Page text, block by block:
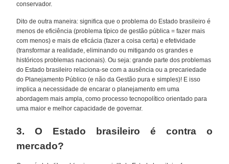
conservador.
Dito de outra maneira: significa que o problema do Estado brasileiro é
menos de eficiência (problema típico de gestão pública = fazer mais
com menos) e mais de eficácia (fazer a coisa certa) e efetividade
(transformar a realidade, eliminando ou mitigando os grandes e
históricos problemas nacionais). Ou seja: grande parte dos problemas
do Estado brasileiro relaciona-se com a ausência ou a precariedade
do Planejamento Público (e não da Gestão pura e simples)! E isso
implica a necessidade de encarar o planejamento em uma
abordagem mais ampla, como processo tecnopolítico orientado para
uma maior e melhor capacidade de governar.
3. O Estado brasileiro é contra o
mercado?